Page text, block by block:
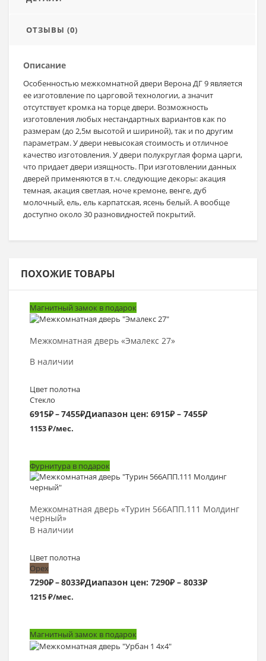
ОТЗЫВЫ (0)
Описание
Особенностью межкомнатной двери Верона ДГ 9 является
ее изготовление по царговой технологии, а значит
отсутствует кромка на торце двери. Возможность
изготовления любых нестандартных вариантов как по
размерам (до 2,5м высотой и шириной), так и по другим
параметрам. У двери невысокая стоимость и отличное
качество изготовления. У двери полукруглая форма царги,
что придает двери изящность. При изготовлении данных
дверей применяются в т.ч. следующие декоры: акация
темная, акация светлая, ноче кремоне, венге, дуб
молочный, ель, ель карпатская, ясень белый. А вообще
доступно около 30 разновидностей покрытий.
ПОХОЖИЕ ТОВАРЫ
Магнитный замок в подарок
Межкомнатная дверь «Эмалекс 27»
В наличии
Цвет полотна
Стекло
6915₽–7455₽Диапазон цен: 6915₽ – 7455₽
1153 ₽/мес.
Выбрать >
Фурнитура в подарок
Межкомнатная дверь «Турин 566АПП.111 Молдинг
черный»
В наличии
Цвет полотна
Орех
7290₽–8033₽Диапазон цен: 7290₽ – 8033₽
1215 ₽/мес.
Выбрать >
Магнитный замок в подарок
Выбрать >